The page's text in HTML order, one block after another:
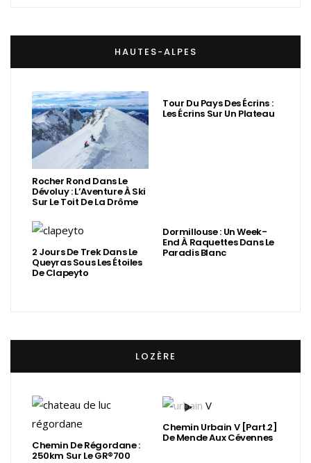
HAUTES-ALPES
Rocher Rond Dans Le
Dévoluy : L’Aventure À Ski
Sur Le Toit De La Drôme
Tour Du Pays Des Écrins :
Les Écrins Sur Un Plateau
2 Jours De Trek Dans Le
Queyras Sous Les Étoiles
De Clapeyto
Dormillouse : Un Week-
End À Raquettes Dans Le
Paradis Blanc
LOZÈRE
Chemin De Régordane :
250km Sur Le GR®700
Chemin Urbain V [Part.2]
De Mende Aux Cévennes